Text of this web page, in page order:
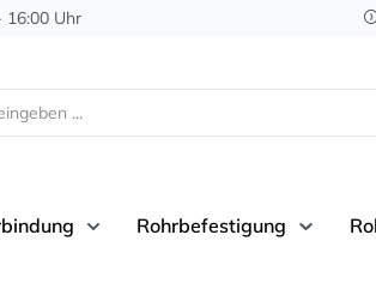
Uhr
Rohrbefestigung